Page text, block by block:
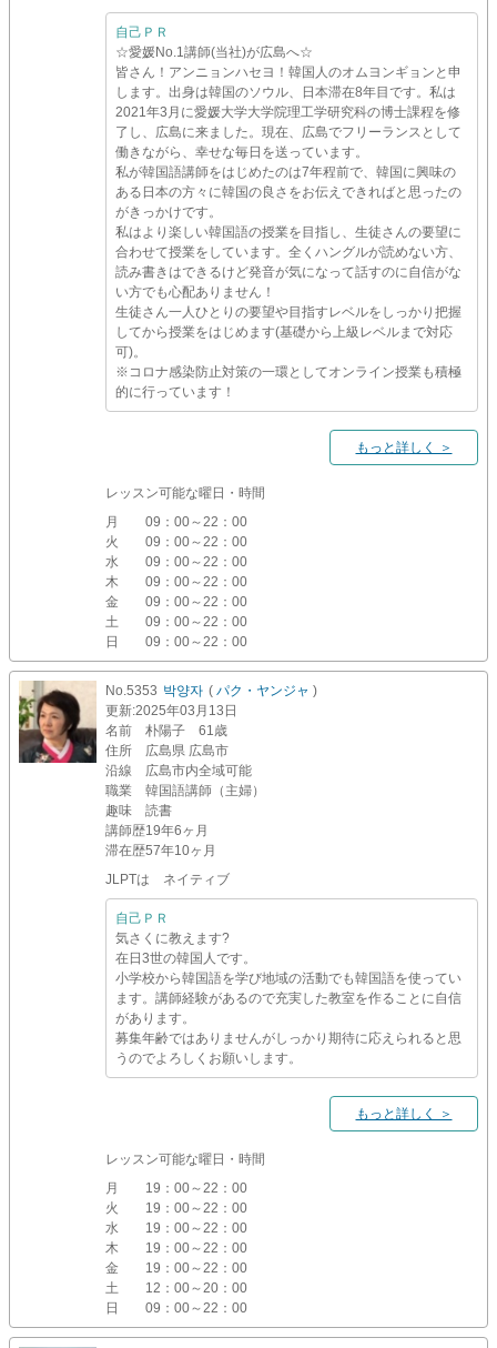
自己ＰＲ
☆愛媛No.1講師(当社)が広島へ☆
皆さん！アンニョンハセヨ！韓国人のオムヨンギョンと申
します。出身は韓国のソウル、日本滞在8年目です。私は
2021年3月に愛媛大学大学院理工学研究科の博士課程を修
了し、広島に来ました。現在、広島でフリーランスとして
働きながら、幸せな毎日を送っています。
私が韓国語講師をはじめたのは7年程前で、韓国に興味の
ある日本の方々に韓国の良さをお伝えできればと思ったの
がきっかけです。
私はより楽しい韓国語の授業を目指し、生徒さんの要望に
合わせて授業をしています。全くハングルが読めない方、
読み書きはできるけど発音が気になって話すのに自信がな
い方でも心配ありません！
生徒さん一人ひとりの要望や目指すレベルをしっかり把握
してから授業をはじめます(基礎から上級レベルまで対応
可)。
※コロナ感染防止対策の一環としてオンライン授業も積極
的に行っています！
もっと詳しく ＞
レッスン可能な曜日・時間
月
09：00～22：00
火
09：00～22：00
水
09：00～22：00
木
09：00～22：00
金
09：00～22：00
土
09：00～22：00
日
09：00～22：00
No.5353 박양자 ( パク・ヤンジャ )
更新:2025年03月13日
名前
朴陽子 61歳
住所
広島県 広島市
沿線
広島市内全域可能
職業
韓国語講師（主婦）
趣味
読書
講師歴19年6ヶ月
滞在歴57年10ヶ月
JLPTは ネイティブ
自己ＰＲ
気さくに教えます?
在日3世の韓国人です。
小学校から韓国語を学び地域の活動でも韓国語を使ってい
ます。講師経験があるので充実した教室を作ることに自信
があります。
募集年齢ではありませんがしっかり期待に応えられると思
うのでよろしくお願いします。
もっと詳しく ＞
レッスン可能な曜日・時間
月
19：00～22：00
火
19：00～22：00
水
19：00～22：00
木
19：00～22：00
金
19：00～22：00
土
12：00～20：00
日
09：00～22：00